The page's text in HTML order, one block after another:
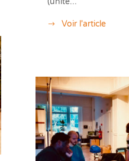
Voir l'article